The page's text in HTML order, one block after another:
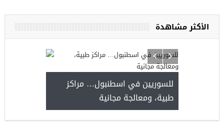
الأكثر مشاهدة
للسوريين في اسطنبول… مراكز
طبية، ومعالجة مجانية